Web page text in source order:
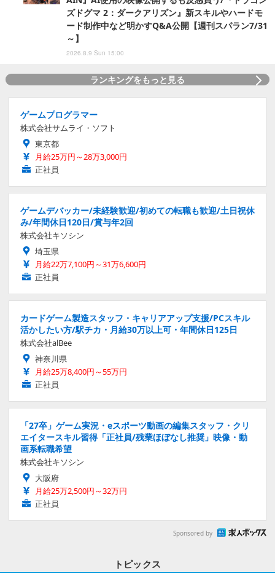
ズドグマ 2：ダークアリズン』新スキルやハードモ
ード制作中など明かすQ&A公開【週刊スパラン7/31
～】
2026.8.9 Sun 15:00
ランキングをもっと見る
ゲームプログラマー
株式会社サムライ・ソフト
東京都
月給25万円～28万3,000円
正社員
ゲームデバッカー/未経験歓迎/初めての転職も歓迎/土日祝休
み/年間休日120日/賞与年2回
株式会社キソシン
埼玉県
月給22万7,100円～31万6,600円
正社員
カードゲーム製造スタッフ・キャリアアップ支援/PCスキル
活かしたい方/駅チカ・月給30万以上可・年間休日125日
株式会社alBee
神奈川県
月給25万8,400円～55万円
正社員
「27卒」ゲーム実況・eスポーツ動画の編集スタッフ・クリ
エイタースキル習得「正社員/残業ほぼなし推奨」映像・動
画系転職希望
株式会社キソシン
大阪府
月給25万2,500円～32万円
正社員
Sponsored by
トピックス